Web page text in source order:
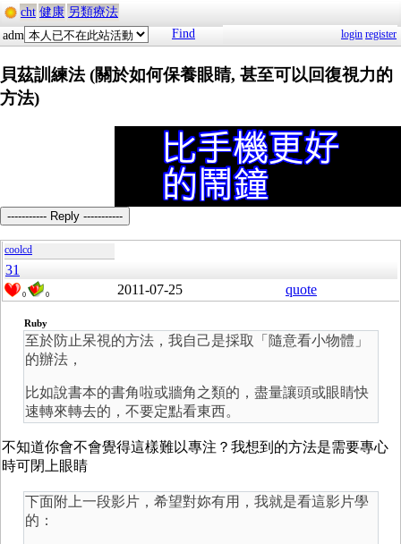
cht 健康 另類療法
adm
Find login register
貝茲訓練法 (關於如何保養眼睛, 甚至可以回復視力的
方法)
----------- Reply -----------
coolcd
31
0 0 2011-07-25 quote
Ruby
至於防止呆視的方法，我自己是採取「隨意看小物體」
的辦法，
比如說書本的書角啦或牆角之類的，盡量讓頭或眼睛快
速轉來轉去的，不要定點看東西。
不知道你會不會覺得這樣難以專注？我想到的方法是需要專心
時可閉上眼睛
下面附上一段影片，希望對妳有用，我就是看這影片學
的：